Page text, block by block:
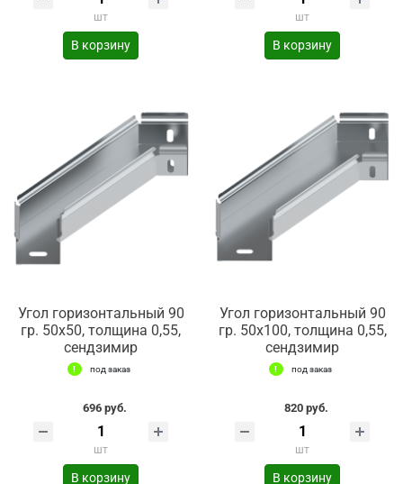
шт
В корзину
шт
В корзину
Угол горизонтальный 90
гр. 50х50, толщина 0,55,
сендзимир
под заказ
696 руб.
шт
В корзину
Угол горизонтальный 90
гр. 50х100, толщина 0,55,
сендзимир
под заказ
820 руб.
шт
В корзину